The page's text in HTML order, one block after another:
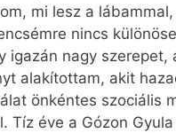
mi lesz a
nincs
igazán nagy
alakítottam, akit
önkéntes szociális
Tíz éve a Gózon